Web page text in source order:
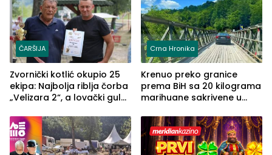
ČARŠIJA
Zvornički kotlić okupio 25
ekipa: Najbolja riblja čorba
„Velizara 2“, a lovački gulaš
Crna Hronika
Krenuo preko granice
prema BiH sa 20 kilograma
marihuane sakrivene u